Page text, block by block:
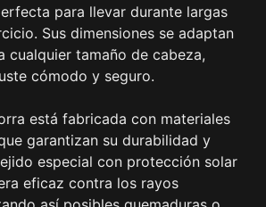
para llevar durante largas
Sus dimensiones se adaptan
cualquier tamaño de cabeza,
cómodo y seguro.
está fabricada con materiales
garantizan su durabilidad y
especial con protección solar
eficaz contra los rayos